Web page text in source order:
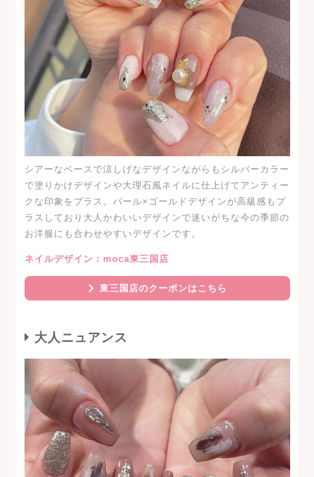
シアーなベースで涼しげなデザインながらもシルバーカラー
で塗りかけデザインや大理石風ネイルに仕上げてアンティー
クな印象をプラス。パール×ゴールドデザインが高級感もプ
ラスしており大人かわいいデザインで迷いがちな今の季節の
お洋服にも合わせやすいデザインです。
ネイルデザイン：moca東三国店
東三国店のクーポンはこちら
大人ニュアンス